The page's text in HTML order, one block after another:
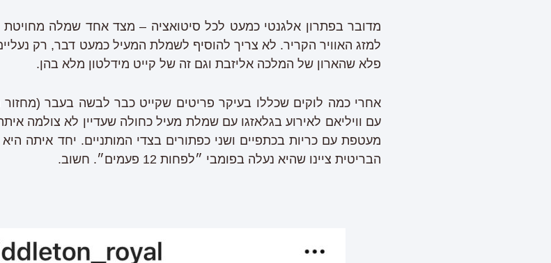
מדובר בפתרון אלגנטי כמעט לכל סיטואציה – מצד אחד שמלה
למזג האוויר הקריר. לא צריך להוסיף לשמלת המעיל כמעט דבר, רק
פלא שהארון של המלכה אליזבת וגם זה של קייט מידלטון מלא בהן.
אחרי כמה לוקים שכללו בעיקר פריטים שקייט כבר לבשה בעבר (מחזור
עם וויליאם לאירוע בגלאזגו עם שמלת מעיל כחולה שעדיין לא צולמה
מעטפת עם כריות בכתפיים ושני כפתורים בצדי המותניים. יחד איתה
הבריטית ציינו שהיא נעלה בפומבי ״לפחות 12 פעמים״. חשוב.